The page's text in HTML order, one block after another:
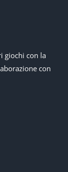
giochi con la
con